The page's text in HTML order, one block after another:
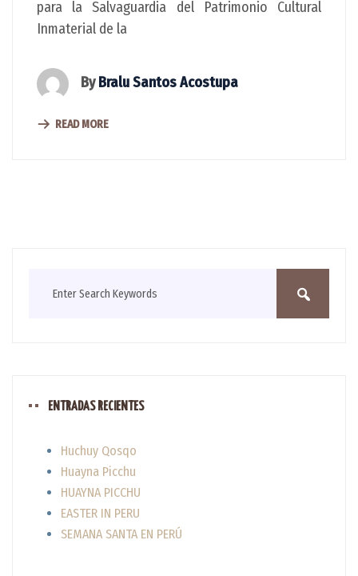
para la Salvaguardia del Patrimonio Cultural
Inmaterial de la
ByBralu Santos Acostupa
READ MORE
ENTRADAS RECIENTES
Huchuy Qosqo
Huayna Picchu
HUAYNA PICCHU
EASTER IN PERU
SEMANA SANTA EN PERÚ